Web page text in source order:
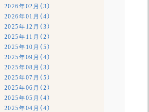
2026年02月（3）
2026年01月（4）
2025年12月（3）
2025年11月（2）
2025年10月（5）
2025年09月（4）
2025年08月（3）
2025年07月（5）
2025年06月（2）
2025年05月（4）
2025年04月（4）